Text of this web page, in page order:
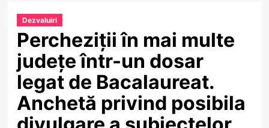
Dezvaluiri
Percheziții în mai multe
județe într-un dosar
legat de Bacalaureat.
Anchetă privind posibila